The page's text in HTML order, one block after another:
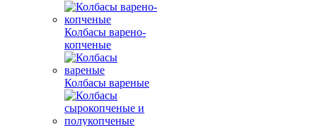
Колбасы варено-
копченые
Колбасы вареные